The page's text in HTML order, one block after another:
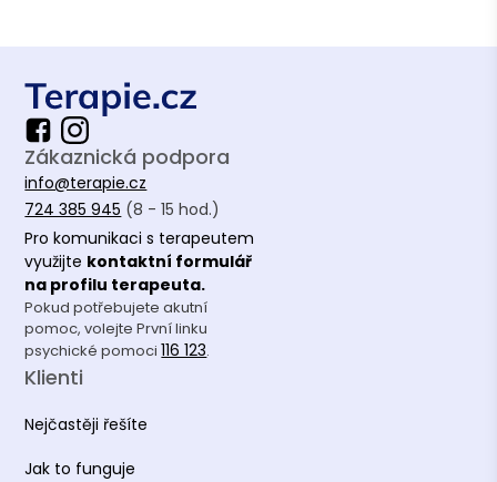
Podcasty (s) Cestou domů -
Poradna Cesty domů
Podcast• SoundCloud
Zákaznická podpora
info@terapie.cz
724 385 945 (8 - 15 hod.)
Pro komunikaci s terapeutem
využijte kontaktní formulář
na profilu terapeuta.
Pokud potřebujete akutní
pomoc, volejte První linku
psychické pomoci116 123.
Klienti
Nejčastěji řešíte
Jak to funguje